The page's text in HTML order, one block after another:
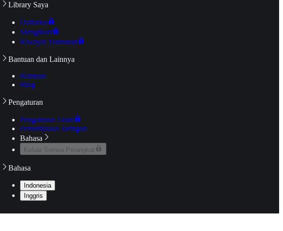
Library Saya
Daftarku
Mengikuti
Riwayat Tontonan
Bantuan dan Lainnya
Bantuan
Blog
Pengaturan
Pengaturan Akun
Pemeriksaan Jaringan
Bahasa
Keluar Semua Perangkat
Bahasa
Indonesia
Inggris